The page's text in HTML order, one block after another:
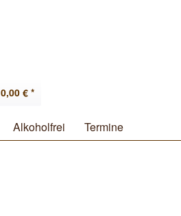
0,00 € *
Alkoholfrei Termine